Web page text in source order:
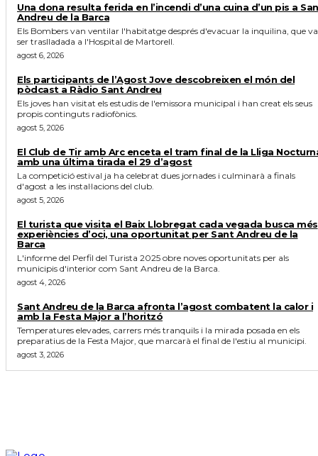
Una dona resulta ferida en l’incendi d’una cuina d’un pis a
Andreu de la Barca
Els Bombers van ventilar l'habitatge després d'evacuar la inquilina, que va
ser traslladada a l'Hospital de Martorell.
agost 6, 2026
Els participants de l’Agost Jove descobreixen el món del
pòdcast a Ràdio Sant Andreu
Els joves han visitat els estudis de l'emissora municipal i han creat els seus
propis continguts radiofònics.
agost 5, 2026
El Club de Tir amb Arc enceta el tram final de la Lliga
amb una última tirada el 29 d’agost
La competició estival ja ha celebrat dues jornades i culminarà a finals
d'agost a les instal·lacions del club.
agost 5, 2026
El turista que visita el Baix Llobregat cada vegada busca més
experiències d’oci, una oportunitat per Sant Andreu de la
Barca
L'informe del Perfil del Turista 2025 obre noves oportunitats per als
municipis d'interior com Sant Andreu de la Barca.
agost 4, 2026
Sant Andreu de la Barca afronta l’agost combatent la calor i
amb la Festa Major a l’horitzó
Temperatures elevades, carrers més tranquils i la mirada posada en els
preparatius de la Festa Major, que marcarà el final de l'estiu al municipi.
agost 3, 2026